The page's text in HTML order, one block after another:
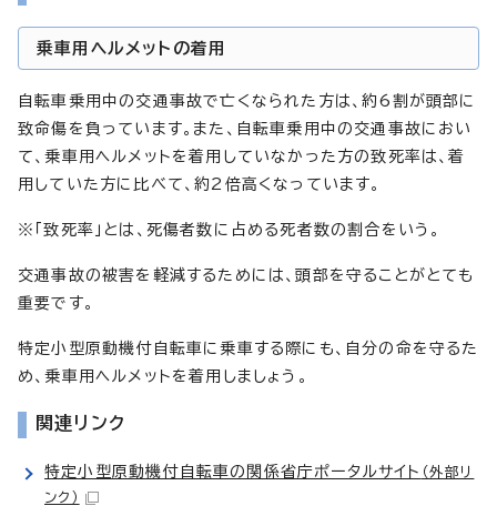
乗車用ヘルメットの着用
自転車乗用中の交通事故で亡くなられた方は、約6割が頭部に
致命傷を負っています。また、自転車乗用中の交通事故におい
て、乗車用ヘルメットを着用していなかった方の致死率は、着
用していた方に比べて、約2倍高くなっています。
※「致死率」とは、死傷者数に占める死者数の割合をいう。
交通事故の被害を軽減するためには、頭部を守ることがとても
重要です。
特定小型原動機付自転車に乗車する際にも、自分の命を守るた
め、乗車用ヘルメットを着用しましょう。
関連リンク
特定小型原動機付自転車の関係省庁ポータルサイト （外部リ
ンク）